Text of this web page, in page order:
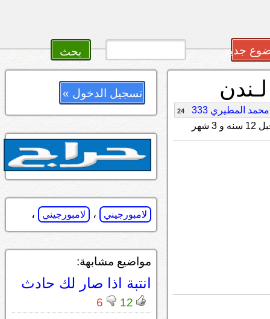
جديد
محمد المطيري 333 24
سنه و 3 شهر
تسجيل الدخول »
لامبورجيني ، لامبورجيني ،
مواضيع مشابهة:
انتبة اذا صار لك حادث
12
6